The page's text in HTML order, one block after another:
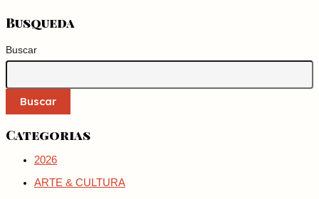
Busqueda
Buscar
Buscar
Categorias
2026
ARTE & CULTURA